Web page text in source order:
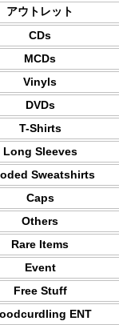
アウトレット
CDs
MCDs
Vinyls
DVDs
T-Shirts
Long Sleeves
Sweatshirts
Caps
Others
Rare Items
Event
Free Stuff
ENT